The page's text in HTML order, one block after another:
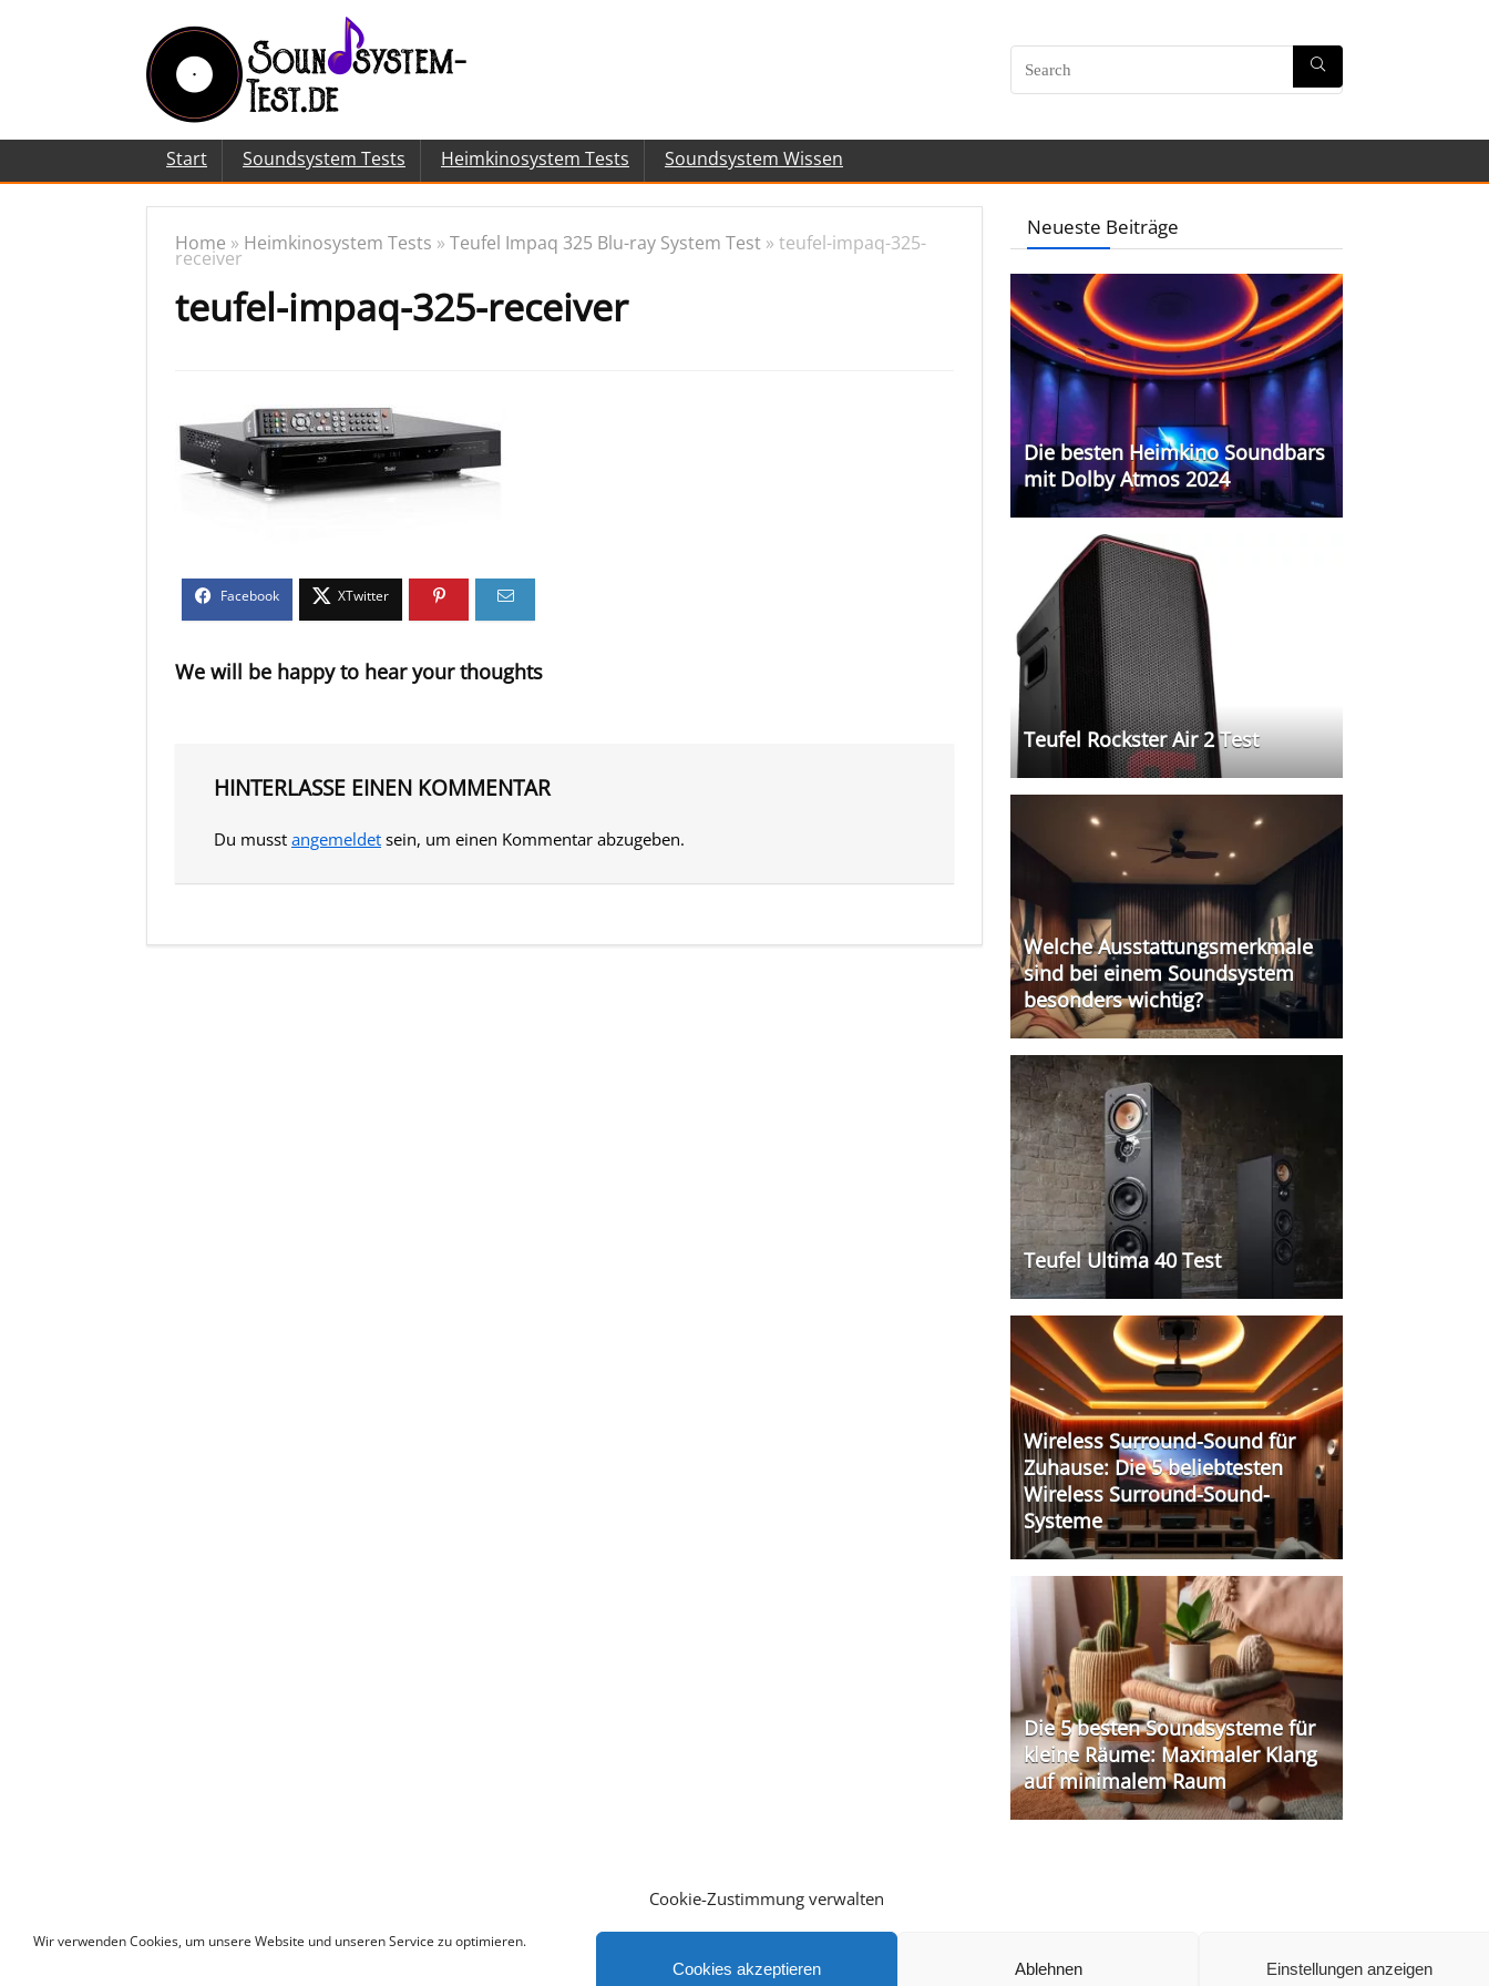
Cookie-Zustimmung verwalten
Wir verwenden Cookies, um unsere Website und unseren Service zu optimieren.
Cookies akzeptieren
Ablehnen Einstellungen anzeigen
Start Soundsystem Tests Heimkinosystem Tests Soundsystem Wissen
Home » Heimkinosystem Tests » Teufel Impaq 325 Blu-ray System Test » teufel-impaq-325-
receiver
teufel-impaq-325-receiver
We will be happy to hear your thoughts
HINTERLASSE EINEN KOMMENTAR
Du musst angemeldet sein, um einen Kommentar abzugeben.
Neueste Beiträge
Die besten Heimkino Soundbars
mit Dolby Atmos 2024
Teufel Rockster Air 2 Test
Welche Ausstattungsmerkmale
sind bei einem Soundsystem
besonders wichtig?
Teufel Ultima 40 Test
Wireless Surround-Sound für
Zuhause: Die 5 beliebtesten
Wireless Surround-Sound-
Systeme
Die 5 besten Soundsysteme für
kleine Räume: Maximaler Klang
auf minimalem Raum